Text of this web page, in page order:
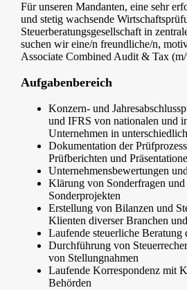
Für unseren Mandanten, eine sehr
und stetig wachsende
Steuerberatungsgesellschaft in
suchen wir eine/n freundliche/n,
Associate Combined Audit & Tax
Aufgabenbereich
Konzern- und
und IFRS von nationalen und
Unternehmen in
Dokumentation der
Prüfberichten und
Unternehmensbewertungen
Klärung von Sonderfragen
Sonderprojekten
Erstellung von Bilanzen und
Klienten diverser Branchen
Laufende steuerliche Beratung
Durchführung von
von Stellungnahmen
Laufende Korrespondenz mit
Behörden